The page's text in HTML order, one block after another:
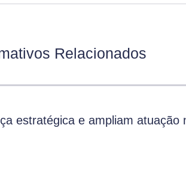
Relacionados
estratégica e ampliam atuação